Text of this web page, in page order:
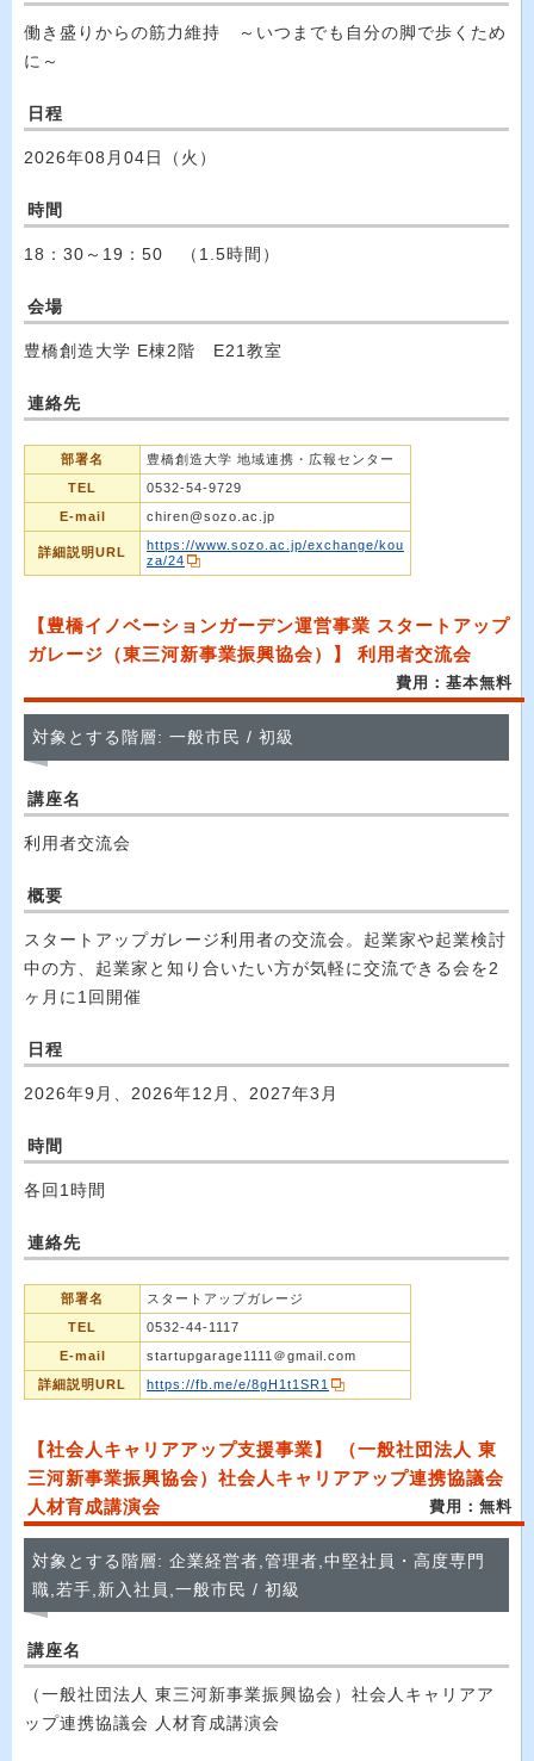
働き盛りからの筋力維持 ～いつまでも自分の脚で歩くため
に～
日程
2026年08月04日（火）
時間
18：30～19：50 （1.5時間）
会場
豊橋創造大学 E棟2階 E21教室
連絡先
部署名
豊橋創造大学 地域連携・広報センター
TEL
0532-54-9729
E-mail
chiren@sozo.ac.jp
詳細説明URL
https://www.sozo.ac.jp/exchange/kou
za/24
【豊橋イノベーションガーデン運営事業 スタートアップ
ガレージ（東三河新事業振興協会）】 利用者交流会
費用：基本無料
対象とする階層: 一般市民 / 初級
講座名
利用者交流会
概要
スタートアップガレージ利用者の交流会。起業家や起業検討
中の方、起業家と知り合いたい方が気軽に交流できる会を2
ヶ月に1回開催
日程
2026年9月、2026年12月、2027年3月
時間
各回1時間
連絡先
部署名
スタートアップガレージ
TEL
0532-44-1117
E-mail
startupgarage1111＠gmail.com
詳細説明URL
https://fb.me/e/8gH1t1SR1
【社会人キャリアアップ支援事業】 （一般社団法人 東
三河新事業振興協会）社会人キャリアアップ連携協議会
人材育成講演会
費用：無料
対象とする階層: 企業経営者,管理者,中堅社員・高度専門
職,若手,新入社員,一般市民 / 初級
講座名
（一般社団法人 東三河新事業振興協会）社会人キャリアア
ップ連携協議会 人材育成講演会